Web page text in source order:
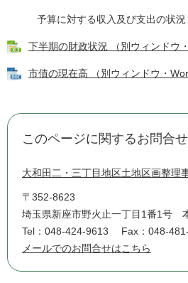
予算に対する収入及び支出の状況
下半期の財政状況 （別ウィンドウ
市債の現在高 （別ウィンドウ・
このページに関するお問合
大和田二・三丁目地区土地区画整理
〒352-8623
埼玉県新座市野火止一丁目1番1号
Tel：048-424-9613
Fax：048-
メールでのお問合せはこちら